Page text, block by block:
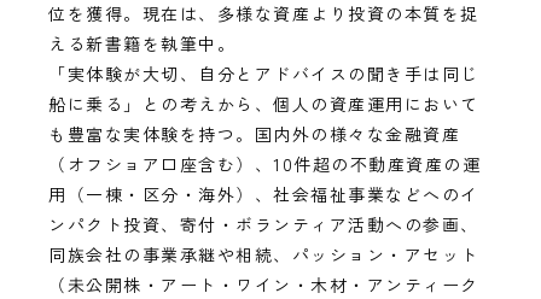
位を獲得。現在は、多様な資産より投資の本質を捉
える新書籍を執筆中。
「実体験が大切、自分とアドバイスの聞き手は同じ
船に乗る」との考えから、個人の資産運用において
も豊富な実体験を持つ。国内外の様々な金融資産
（オフショア口座含む）、10件超の不動産資産の運
用（一棟・区分・海外）、社会福祉事業などへのイ
ンパクト投資、寄付・ボランティア活動への参画、
同族会社の事業承継や相続、パッション・アセット
（未公開株・アート・ワイン・木材・アンティーク